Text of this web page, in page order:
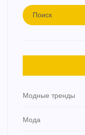
Модные тренды
Мода